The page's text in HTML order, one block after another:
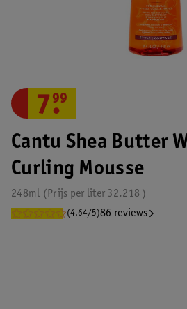
Cantu Shea Butter
Curling Mousse
248ml 32.218
Prijs per liter
(4.64/5)86 reviews
7.
99